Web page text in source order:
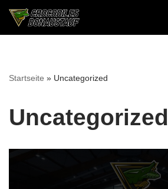
Zum
Startseite » Uncategorized
Uncategorized